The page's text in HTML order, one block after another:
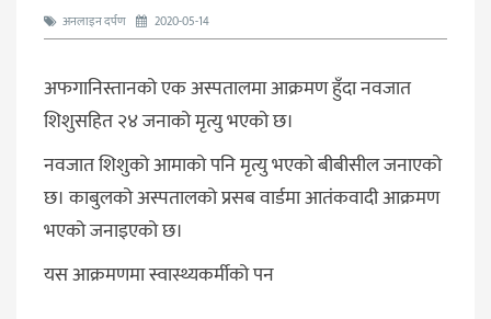
अनलाइन दर्पण 2020-05-14
अफगानिस्तानको एक अस्पतालमा आक्रमण हुँदा नवजात
शिशुसहित २४ जनाको मृत्यु भएको छ।
नवजात शिशुको आमाको पनि मृत्यु भएको बीबीसील जनाएको
छ। काबुलको अस्पतालको प्रसब वार्डमा आतंकवादी आक्रमण
भएको जनाइएको छ।
यस आक्रमणमा स्वास्थ्यकर्मीको पन